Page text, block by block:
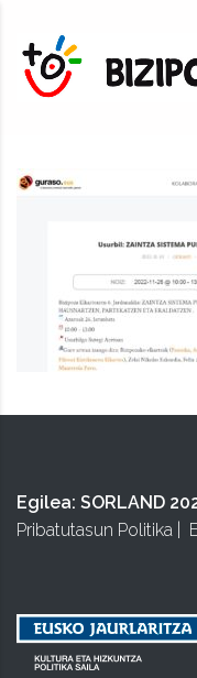
Egilea: SORLAND
Pribatutasun Politika